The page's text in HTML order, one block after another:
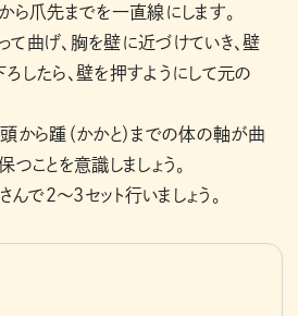
ら爪先までを一直線にします。
曲げ、胸を壁に近づけていき、壁
したら、壁を押すようにして元の
から踵（かかと）までの体の軸が曲
ことを意識しましょう。
で2～3セット行いましょう。